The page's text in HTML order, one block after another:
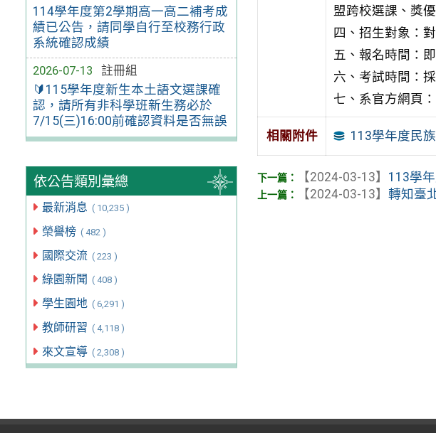
114學年度第2學期高一高二補考成
績已公告，請同學自行至校務行政
系統確認成績
2026-07-13
註冊組
🔰115學年度新生本土語文選課確
認，請所有非科學班新生務必於
7/15(三)16:00前確認資料是否無誤
依公告類別彙總
最新消息 ( 10,235 )
榮譽榜 ( 482 )
國際交流 ( 223 )
綠園新聞 ( 408 )
學生園地 ( 6,291 )
教師研習 ( 4,118 )
來文宣導 ( 2,308 )
盟跨校選課、獎
四、招生對象：
五、報名時間：
六、考試時間：
七、系官方網頁：
相關附件 113學年度民
【2024-03-13】 113學
【2024-03-13】轉知臺